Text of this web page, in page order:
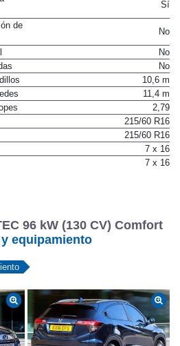
Sí
de
No
No
No
10,6 m
11,4 m
2,79
215/60 R16
215/60 R16
7 x 16
7 x 16
96 kW (130 CV) Comfort
equipamiento